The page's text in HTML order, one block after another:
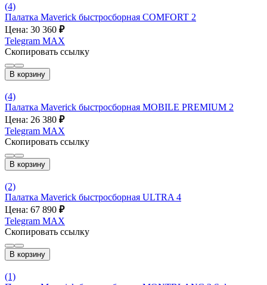
(4)
Палатка Maverick быстросборная COMFORT 2
Цена: 30 360 ₽
Telegram MAX
Скопировать ссылку
В корзину
(4)
Палатка Maverick быстросборная MOBILE PREMIUM 2
Цена: 26 380 ₽
Telegram MAX
Скопировать ссылку
В корзину
(2)
Палатка Maverick быстросборная ULTRA 4
Цена: 67 890 ₽
Telegram MAX
Скопировать ссылку
В корзину
(1)